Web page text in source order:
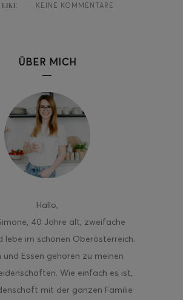
LIKE KEINE KOMMENTARE
ÜBER MICH
Hallo,
40 Jahre alt, zweifache
lebe im schönen Oberösterreich.
und Essen gehören zu meinen
Wie einfach es ist,
mit der ganzen Familie